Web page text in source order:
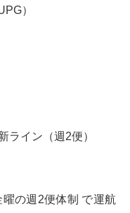
）
ライン（週2便）
の週2便体制 で運航